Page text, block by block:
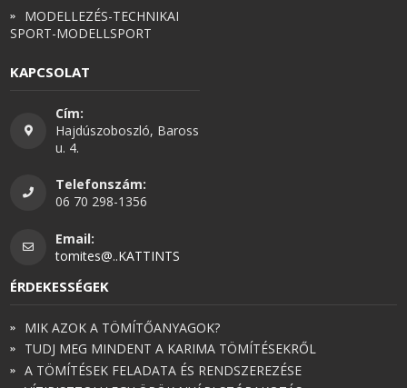
MODELLEZÉS-TECHNIKAI
SPORT-MODELLSPORT
KAPCSOLAT
Cím:
Hajdúszoboszló, Baross
u. 4.
Telefonszám:
06 70 298-1356
Email:
tomites@..KATTINTS
ÉRDEKESSÉGEK
MIK AZOK A TÖMÍTŐANYAGOK?
TUDJ MEG MINDENT A KARIMA TÖMÍTÉSEKRŐL
A TÖMÍTÉSEK FELADATA ÉS RENDSZEREZÉSE